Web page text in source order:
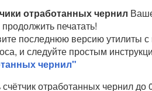
отработанных чернил
продолжить печатать!
последнюю версию утилиты
и следуйте простым
чернил"
отработанных чернил до